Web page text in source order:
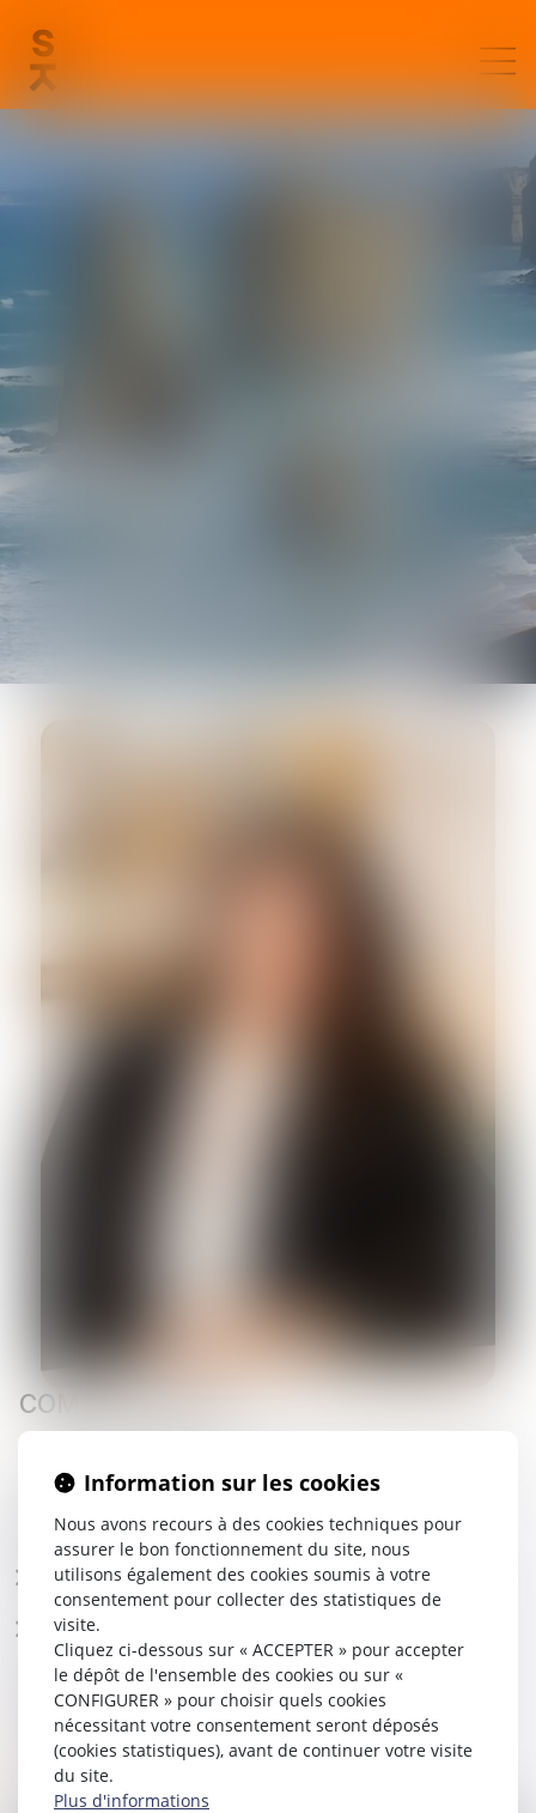
COMPÉTENCE(S)
et fiscalité immobilière
PARCOURS
CARRIÈRE
FORMATION
LANGUE(S) PARLÉE(S)
Français
Anglais
Italien
Information sur les cookies
Nous avons recours à des cookies techniques pour
assurer le bon fonctionnement du site, nous
utilisons également des cookies soumis à votre
consentement pour collecter des statistiques de
visite.
Cliquez ci-dessous sur « ACCEPTER » pour accepter
le dépôt de l'ensemble des cookies ou sur «
CONFIGURER » pour choisir quels cookies
nécessitant votre consentement seront déposés
(cookies statistiques), avant de continuer votre visite
du site.
Plus d'informations